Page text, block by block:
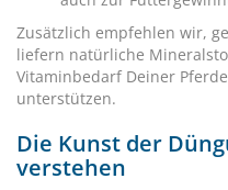
Zusätzlich empfehlen wir,
liefern natürliche
Vitaminbedarf Deiner
unterstützen.
Die Kunst der
verstehen